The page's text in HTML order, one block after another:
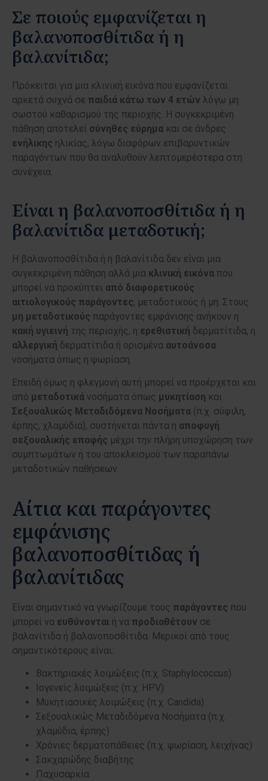
Σε ποιούς εμφανίζεται η
βαλανοποσθίτιδα ή η
βαλανίτιδα;
Πρόκειται για μια κλινική εικόνα που εμφανίζεται
αρκετά συχνά σε παιδιά κάτω των 4 ετών λόγω μη
σωστού καθαρισμού της περιοχής. Η συγκεκριμένη
πάθηση αποτελεί σύνηθες εύρημα και σε άνδρες
ενήλικης ηλικίας, λόγω διαφόρων επιβαρυντικών
παραγόντων που θα αναλυθούν λεπτομερέστερα στη
συνέχεια.
Είναι η βαλανοποσθίτιδα ή η
βαλανίτιδα μεταδοτική;
Η βαλανοποσθίτιδα ή η βαλανίτιδα δεν είναι μια
συγκεκριμένη πάθηση αλλά μια κλινική εικόνα που
μπορεί να προκύπτει από διαφορετικούς
αιτιολογικούς παράγοντες, μεταδοτικούς ή μη. Στους
μη μεταδοτικούς παράγοντες εμφάνισης ανήκουν η
κακή υγιεινή της περιοχής, η ερεθιστική δερματίτιδα, η
αλλεργική δερματίτιδα ή ορισμένα αυτοάνοσα
νοσήματα όπως η ψωρίαση.
Επειδή όμως η φλεγμονή αυτή μπορεί να προέρχεται και
από μεταδοτικά νοσήματα όπως μυκητίαση και
Σεξουαλικώς Μεταδιδόμενα Νοσήματα (π.χ. σύφιλη,
έρπης, χλαμύδια), συστήνεται πάντα η αποφυγή
σεξουαλικής επαφής μέχρι την πλήρη υποχώρηση των
συμπτωμάτων ή του αποκλεισμού των παραπάνω
μεταδοτικών παθήσεων.
Αίτια και παράγοντες
εμφάνισης
βαλανοποσθίτιδας ή
βαλανίτιδας
Είναι σημαντικό να γνωρίζουμε τους παράγοντες που
μπορεί να ευθύνονται ή να προδιαθέτουν σε
βαλανίτιδα ή βαλανοποσθίτιδα. Μερικοί από τους
σημαντικότερους είναι:
Βακτηριακές λοιμώξεις (π.χ. Staphylococcus)
Ιογενείς λοιμώξεις (π.χ. HPV)
Μυκητιασικές λοιμώξεις (π.χ. Candida)
Σεξουαλικώς Μεταδιδόμενα Νοσήματα (π.χ.
χλαμύδια, έρπης)
Χρόνιες δερματοπάθειες (π.χ. ψωρίαση, λειχήνας)
Σακχαρώδης διαβήτης
Παχυσαρκία